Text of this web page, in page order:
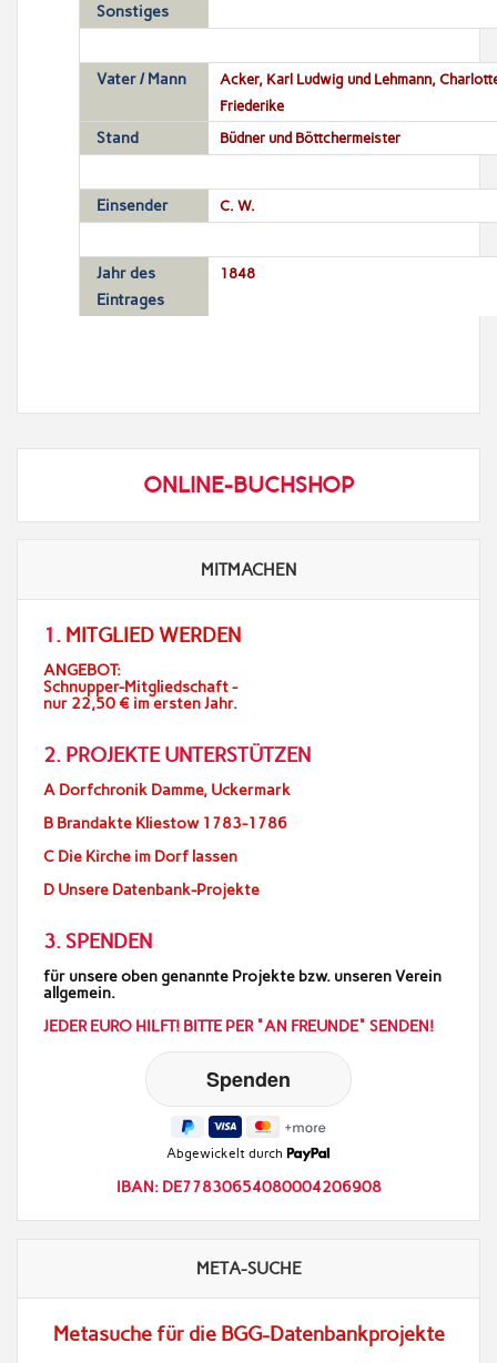
Sonstiges
Vater / Mann
Acker, Karl Ludwig und Lehmann,
Friederike
Stand Büdner und Böttchermeister
Einsender C. W.
Jahr des
Eintrages
1848
ONLINE-BUCHSHOP
MITMACHEN
1. MITGLIED WERDEN
ANGEBOT:
Schnupper-Mitgliedschaft -
nur 22,50 € im ersten Jahr.
2. PROJEKTE UNTERSTÜTZEN
A Dorfchronik Damme, Uckermark
B Brandakte Kliestow 1783-1786
C Die Kirche im Dorf lassen
D Unsere Datenbank-Projekte
3. SPENDEN
für unsere oben genannte Projekte bzw. unseren Verein
allgemein.
JEDER EURO HILFT! BITTE PER "AN FREUNDE" SENDEN!
Abgewickelt durch
IBAN: DE77830654080004206908
META-SUCHE
Metasuche für die BGG-Datenbankprojekte